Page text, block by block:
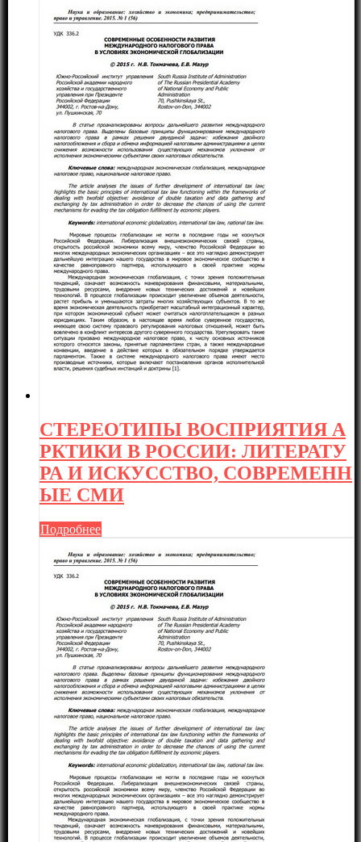
СТЕРЕОТИПЫ ВОСПРИЯТИЯ А
РКТИКИ В РОССИИ: ЛИТЕРАТУ
РА И ИСКУССТВО, СОВРЕМЕНН
ЫЕ СМИ
Подробнее